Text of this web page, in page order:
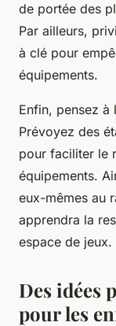
de portée des
Par ailleurs,
à clé pour
équipements.
Enfin, pensez à
Prévoyez des
pour faciliter le
équipements.
eux-mêmes au
apprendra la
espace de jeux.
Des idées
pour les